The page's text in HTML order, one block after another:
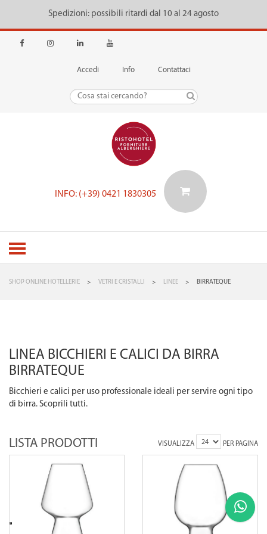
Spedizioni: possibili ritardi dal 10 al 24 agosto
Accedi Info Contattaci
INFO: (+39) 0421 1830305
SHOP ONLINE HOTELLERIE > VETRI E CRISTALLI > LINEE > BIRRATEQUE
LINEA BICCHIERI E CALICI DA BIRRA
BIRRATEQUE
Bicchieri e calici per uso professionale ideali per servire ogni tipo
di birra. Scoprili tutti.
LISTA PRODOTTI VISUALIZZA PER PAGINA